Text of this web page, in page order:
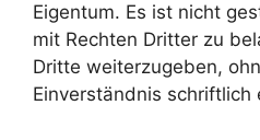
Eigentum. Es ist nicht
mit Rechten Dritter zu
Dritte weiterzugeben,
Einverständnis schriftlich